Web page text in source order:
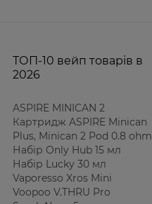
ТОП-10 вейп товарів в
2026
ASPIRE MINICAN 2
Картридж ASPIRE Minican
Plus, Minican 2 Pod 0.8 ohm
Набір Only Hub 15 мл
Набір Lucky 30 мл
Vaporesso Xros Mini
Voopoo V.THRU Pro